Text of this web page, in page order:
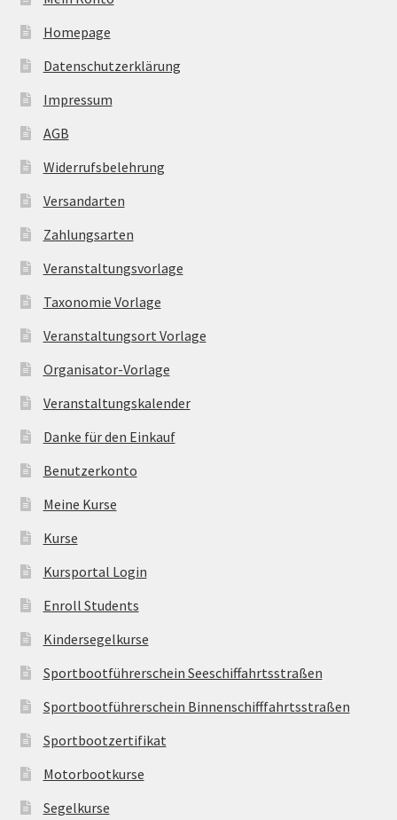
Homepage
Datenschutzerklärung
Impressum
AGB
Widerrufsbelehrung
Versandarten
Zahlungsarten
Veranstaltungsvorlage
Taxonomie Vorlage
Veranstaltungsort Vorlage
Organisator-Vorlage
Veranstaltungskalender
Danke für den Einkauf
Benutzerkonto
Meine Kurse
Kurse
Kursportal Login
Enroll Students
Kindersegelkurse
Sportbootführerschein Seeschiffahrtsstraßen
Sportbootführerschein Binnenschifffahrtsstraßen
Sportbootzertifikat
Motorbootkurse
Segelkurse